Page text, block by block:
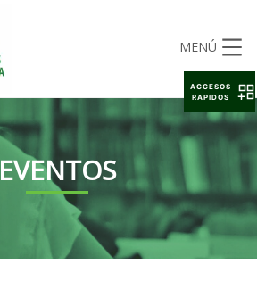
MENÚ
EVENTOS
ACCESOS
RAPIDOS